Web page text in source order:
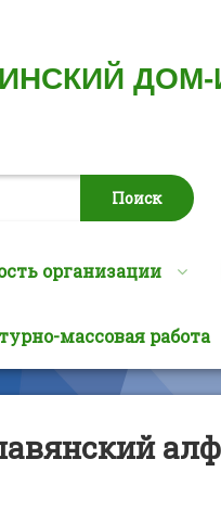
организации
массовая работа